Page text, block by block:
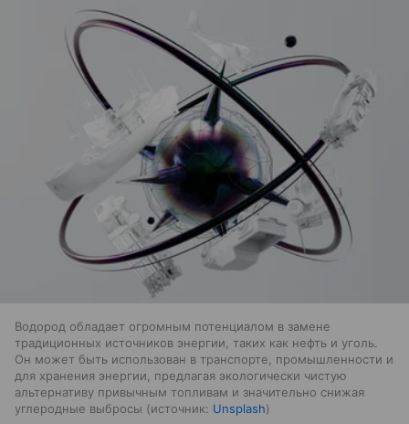
Водород обладает огромным потенциалом в замене
традиционных источников энергии, таких как нефть и уголь.
Он может быть использован в транспорте, промышленности и
для хранения энергии, предлагая экологически чистую
альтернативу привычным топливам и значительно снижая
углеродные выбросы
источник: Unsplash